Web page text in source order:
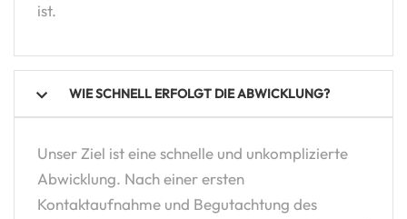
ist.
WIE SCHNELL ERFOLGT DIE ABWICKLUNG?
Unser Ziel ist eine schnelle und unkomplizierte
Abwicklung. Nach einer ersten
Kontaktaufnahme und Begutachtung des